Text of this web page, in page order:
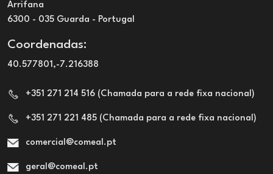
Arrifana
6300 - 035 Guarda - Portugal
Coordenadas:
40.577801,-7.216388
+351 271 214 516 (Chamada para a rede fixa nacional)
+351 271 221 485 (Chamada para a rede fixa nacional)
comercial@comeal.pt
geral@comeal.pt